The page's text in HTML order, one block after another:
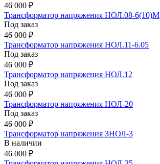
46 000 ₽
Трансформатор напряжения НОЛ.08-6(10)М
Под заказ
46 000 ₽
Трансформатор напряжения НОЛ.11-6.05
Под заказ
46 000 ₽
Трансформатор напряжения НОЛ.12
Под заказ
46 000 ₽
Трансформатор напряжения НОЛ-20
Под заказ
46 000 ₽
Трансформатор напряжения ЗНОЛ-3
В наличии
46 000 ₽